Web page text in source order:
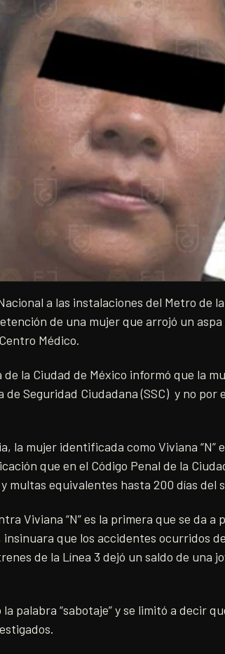
a las instalaciones del Metro de
de una mujer que arrojó un aspa
Médico.
la Ciudad de México informó que la
Seguridad Ciudadana (SSC) y no por
la mujer identificada como Viviana “N”
que en el Código Penal de la
multas equivalentes hasta 200 días del
Viviana “N” es la primera que se da
que los accidentes ocurridos
de la Línea 3 dejó un saldo de una
palabra “sabotaje” y se limitó a decir